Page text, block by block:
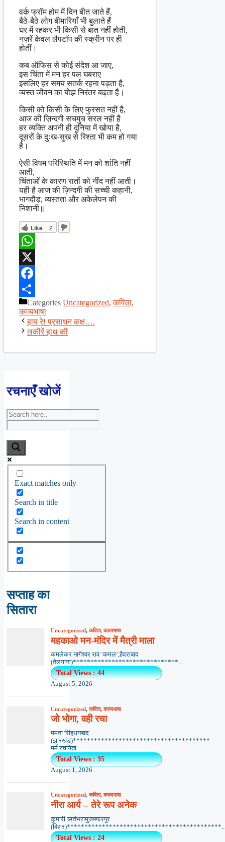
वर्क फ्रॉम होम में दिन बीत जाते हैं,
बैठे-बैठे लोग बीमारियाँ भी बुलाते हैं
घर में रहकर भी किसी से बात नहीं होती,
नज़रें केवल लैपटॉप की स्क्रीन पर ही
होतीं।
कब ऑफिस से कोई संदेश आ जाए,
इस चिंता में मन हर पल घबराए
इसलिए हर समय सतर्क रहना पड़ता है,
व्यस्त जीवन का बोझ निरंतर बढ़ता है।
किसी को किसी के लिए फुरसत नहीं है,
आज की ज़िन्दगी सचमुच सरल नहीं है
हर व्यक्ति अपनी ही दुनिया में खोया है,
दूसरों के दुःख-सुख से रिश्ता भी कम हो गया
है।
ऐसी विषम परिस्थिति में मन को शांति नहीं
आती,
चिंताओं के कारण रातों को नींद नहीं आती।
यही है आज की ज़िन्दगी की सच्ची कहानी,
भागदौड़, व्यस्तता और अकेलेपन की
निशानी॥
Like 2
WhatsApp
X
Facebook
ShareCategories Uncategorized,कविता,
काव्यभाषा
हाय रे! प्रसाधन कक्ष….
लकीरें हाथ की
रचनाएँ खोजें
Exact matches only
Search in title
Search in content
सप्ताह का
सितारा
Uncategorized,कविता,काव्यभाषा
महकाओ मन-मंदिर में मैत्री माला
कमलेकर नागेश्वर राव ‘कमल’,हैदराबाद
(तेलंगाना)******************************...
Total Views : 44
August 5, 2026
Uncategorized,कविता,काव्यभाषा
जो भोगा, वही रचा
ममता सिंहधनबाद
(झारखंड)***************************************
मर्म रचयिता...
Total Views : 35
August 1, 2026
Uncategorized,कविता,काव्यभाषा
नीरा आर्य – तेरे रूप अनेक
कुमारी ऋतंभरामुजफ्फरपुर
Total Views : 24